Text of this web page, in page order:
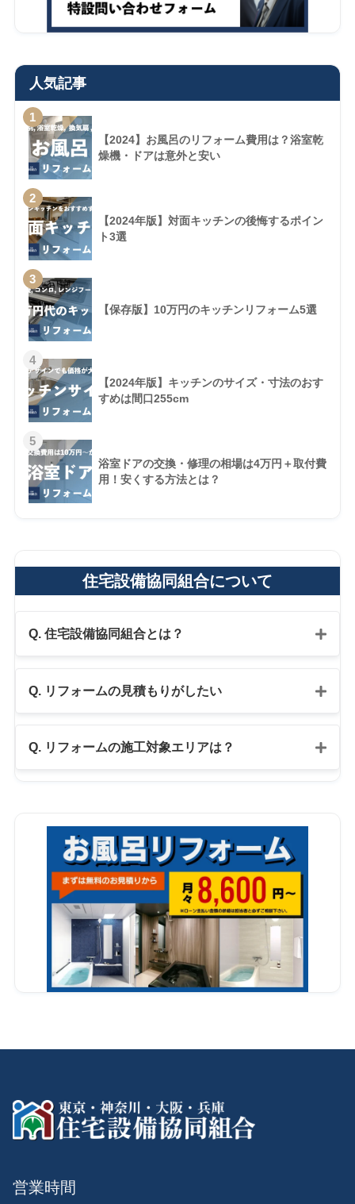
人気記事
1
【2024】お風呂のリフォーム費用は？浴室乾
燥機・ドアは意外と安い
2
【2024年版】対面キッチンの後悔するポイン
ト3選
3
【保存版】10万円のキッチンリフォーム5選
4
【2024年版】キッチンのサイズ・寸法のおす
すめは間口255cm
5
浴室ドアの交換・修理の相場は4万円＋取付費
用！安くする方法とは？
住宅設備協同組合について
Q. 住宅設備協同組合とは？
Q. リフォームの見積もりがしたい
Q. リフォームの施工対象エリアは？
営業時間